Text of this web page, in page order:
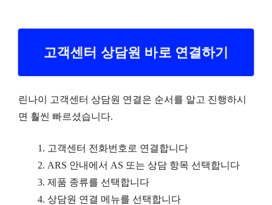
고객센터 상담원 바로 연결하기
린나이 고객센터 상담원 연결은 순서를 알고 진행하시
면 훨씬 빠르셨습니다.
고객센터 전화번호로 연결합니다
ARS 안내에서 AS 또는 상담 항목 선택합니다
제품 종류를 선택합니다
상담원 연결 메뉴를 선택합니다